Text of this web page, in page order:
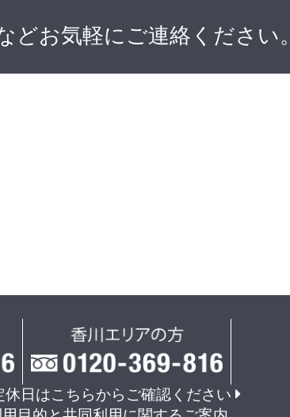
どお気軽にご連絡ください。
休日はこちらからご確認ください